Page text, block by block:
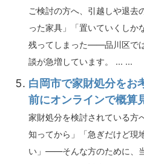
ご検討の方へ、引越しや退去
った家具」「置いていくしか
残ってしまった――品川区で
談が急増しています。 ... ...
白岡市で家財処分をお
前にオンラインで概算
家財処分を検討されている方
知ってから」「急ぎだけど現
い」――そんな方のために、